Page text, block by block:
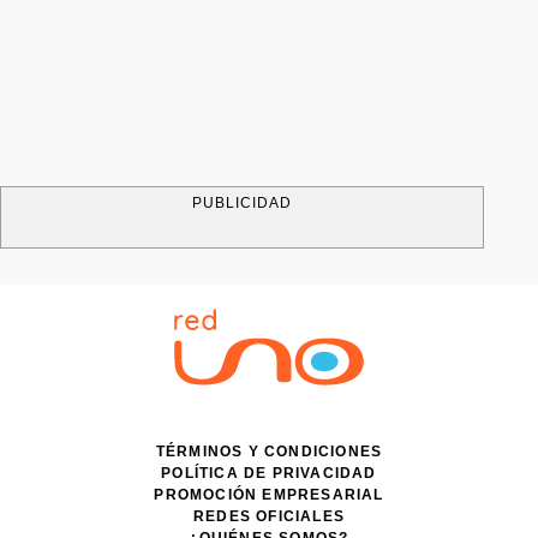
PUBLICIDAD
TÉRMINOS Y CONDICIONES
POLÍTICA DE PRIVACIDAD
PROMOCIÓN EMPRESARIAL
REDES OFICIALES